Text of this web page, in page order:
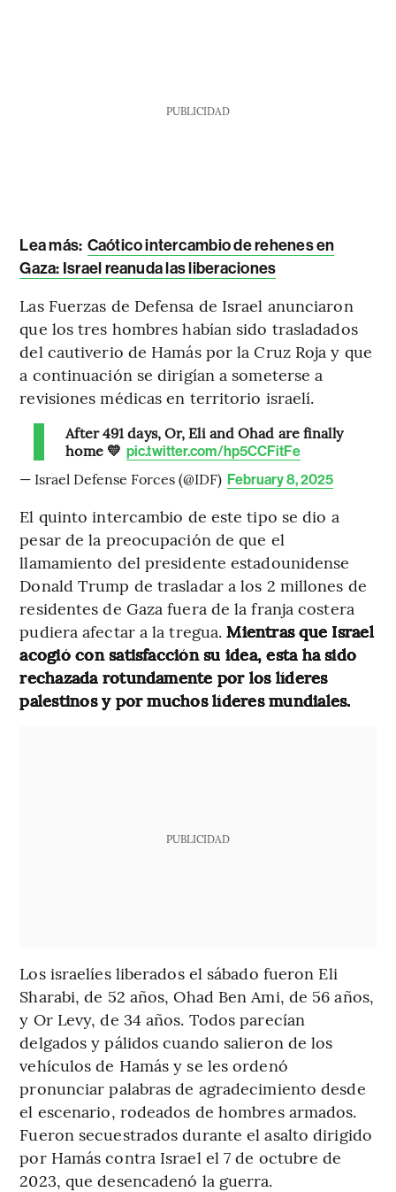
PUBLICIDAD
Lea más: Caótico intercambio de rehenes en
Gaza: Israel reanuda las liberaciones
Las Fuerzas de Defensa de Israel anunciaron
que los tres hombres habían sido trasladados
del cautiverio de Hamás por la Cruz Roja y que
a continuación se dirigían a someterse a
revisiones médicas en territorio israelí.
After 491 days, Or, Eli and Ohad are finally
home 💛 pic.twitter.com/hp5CCFitFe
— Israel Defense Forces (@IDF) February 8, 2025
El quinto intercambio de este tipo se dio a
pesar de la preocupación de que el
llamamiento del presidente estadounidense
Donald Trump de trasladar a los 2 millones de
residentes de Gaza fuera de la franja costera
pudiera afectar a la tregua.Mientras que Israel
acogió con satisfacción su idea, esta ha sido
rechazada rotundamente por los líderes
palestinos y por muchos líderes mundiales.
PUBLICIDAD
Los israelíes liberados el sábado fueron Eli
Sharabi, de 52 años, Ohad Ben Ami, de 56 años,
y Or Levy, de 34 años. Todos parecían
delgados y pálidos cuando salieron de los
vehículos de Hamás y se les ordenó
pronunciar palabras de agradecimiento desde
el escenario, rodeados de hombres armados.
Fueron secuestrados durante el asalto dirigido
por Hamás contra Israel el 7 de octubre de
2023, que desencadenó la guerra.